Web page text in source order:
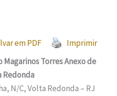
em PDF
Imprimir
Magarinos Torres Anexo de
Redonda
N/C, Volta Redonda – RJ